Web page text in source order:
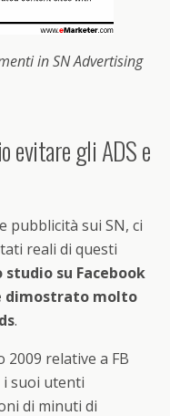
in SN Advertising
evitare gli ADS e
pubblicità sui SN, ci
reali di questi
su Facebook
dimostrato molto
.
relative a FB
suoi utenti
di minuti di